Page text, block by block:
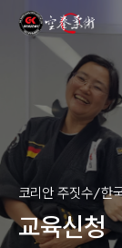
대한공권유술협
프로그램 과정
공권유술 소개
도장입관
코리안 주짓수/한
교육신청